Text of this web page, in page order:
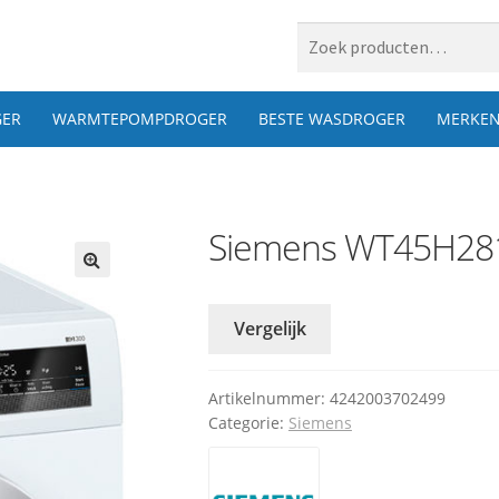
 naar:
WARMTEPOMPDROGER BESTE WASDROGER MERKEN
Siemens
Vergelijk
Artikelnummer: 4242003702499
Categorie: Siemens